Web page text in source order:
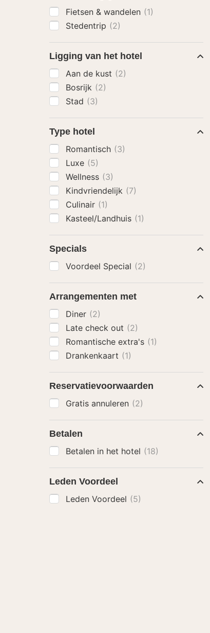
Fietsen & wandelen (1)
Stedentrip (2)
Ligging van het hotel
Aan de kust (2)
Bosrijk (2)
Stad (3)
Type hotel
Romantisch (3)
Luxe (5)
Wellness (3)
Kindvriendelijk (7)
Culinair (1)
Kasteel/Landhuis (1)
Specials
Voordeel Special (2)
Arrangementen met
Diner (2)
Late check out (2)
Romantische extra's (1)
Drankenkaart (1)
Reservatievoorwaarden
Gratis annuleren (2)
Betalen
Betalen in het hotel (18)
Leden Voordeel
Leden Voordeel (5)